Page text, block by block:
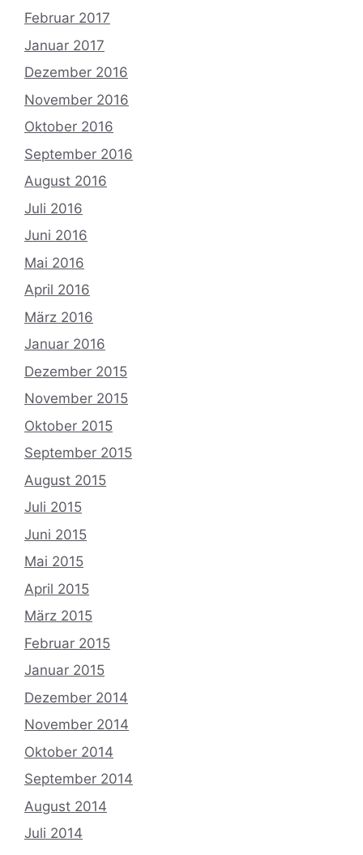
Februar 2017
Januar 2017
Dezember 2016
November 2016
Oktober 2016
September 2016
August 2016
Juli 2016
Juni 2016
Mai 2016
April 2016
März 2016
Januar 2016
Dezember 2015
November 2015
Oktober 2015
September 2015
August 2015
Juli 2015
Juni 2015
Mai 2015
April 2015
März 2015
Februar 2015
Januar 2015
Dezember 2014
November 2014
Oktober 2014
September 2014
August 2014
Juli 2014